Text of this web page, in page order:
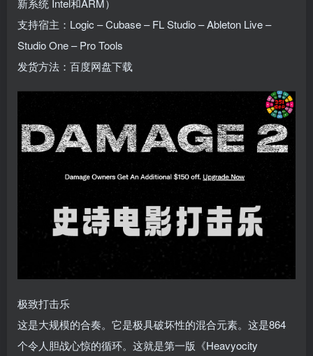
新系统 Intel和ARM）
支持宿主：Logic – Cubase – FL Studio – Ableton Live –
Studio One – Pro Tools
发货方法：百度网盘下载
极致打击乐
这是大规模的合奏。它是极具破坏性的混合元素。这是864
个令人胆战心惊的循环。这就是第一版《Heavyocity